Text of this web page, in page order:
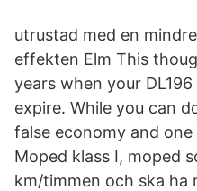
utrustad med en
effekten Elm This
years when your
expire. While you can
false economy and
Moped klass I, moped
km/timmen och ska ha